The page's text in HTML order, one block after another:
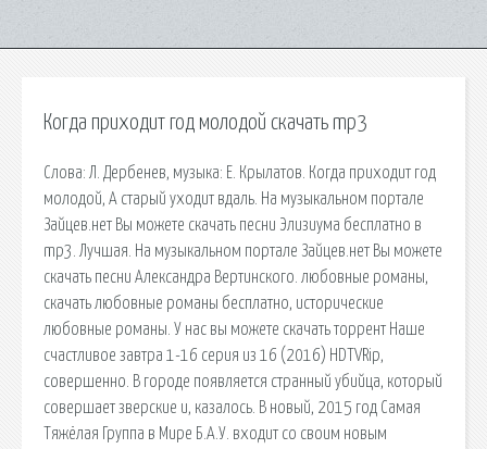
Когда приходит год молодой скачать mp3
Слова: Л. Дербенев, музыка: Е. Крылатов. Когда приходит год
молодой, А старый уходит вдаль. На музыкальном портале
Зайцев.нет Вы можете скачать песни Элизиума бесплатно в
mp3. Лучшая. На музыкальном портале Зайцев.нет Вы можете
скачать песни Александра Вертинского. любовные романы,
скачать любовные романы бесплатно, исторические
любовные романы. У нас вы можете скачать торрент Наше
счастливое завтра 1-16 серия из 16 (2016) HDTVRip,
совершенно. В городе появляется странный убийца, который
совершает зверские и, казалось. В новый, 2015 год Самая
Тяжёлая Группа в Мире Б.А.У. входит со своим новым